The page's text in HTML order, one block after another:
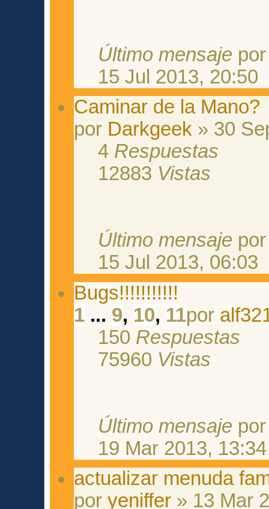
Último mensaje
15 Jul 2013, 20:50
Caminar de la Mano?
por Darkgeek » 30
4 Respuestas
12883 Vistas
Último mensaje
15 Jul 2013, 06:03
Bugs!!!!!!!!!!!
1 ... 9, 10, 11por
150 Respuestas
75960 Vistas
Último mensaje
19 Mar 2013, 13:34
actualizar menuda
poryeniffer » 13 Mar